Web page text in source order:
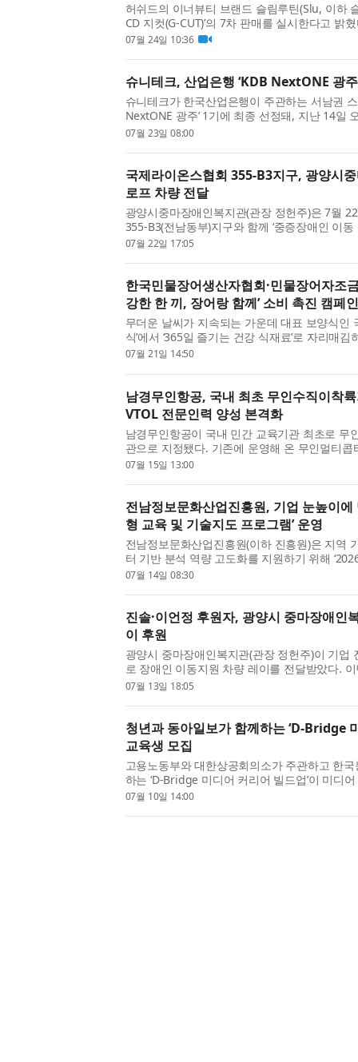
허쉬드의 이너뷰티 브랜드 슬림루틴(Slu, 이하
CD 지컷(G-CUT)’의 7차 판매를 실시한다고 밝
을 섭취하기 전 함께 먹는 방식으로 구성이 설
07월 24일 10:36
슈니테크, 산업은행 ‘KDB NextONE 광주
슈니테크가 한국산업은행이 주관하는 서남권
NextONE 광주’ 1기에 최종 선정돼, 지난 14일
격적인 프로그램 일정에 돌입했다고 밝혔다. 올
07월 23일 08:00
국제라이온스협회 355-B3지구, 광양시
로프 차량 전달
광양시중마장애인복지관(관장 정헌주)은 7월
355-B3(전남동부)지구와 함께 ‘중증장애인 이
차량 전달식’을 개최했다. 이날 전달식에는 국
07월 22일 17:05
한국민물장어생산자협회·민물장어자조
강한 한 끼, 장어랑 함께’ 소비 촉진 캠페
무더운 날씨가 지속되는 가운데 대표 보양식인
식’에서 ‘365일 즐기는 건강 식재료’로 자리매
다. 한국민물장어생산자협회(회장 신영래)와
07월 21일 14:50
남경무인항공, 국내 최초 무인수직이착
VTOL 전문인력 양성 본격화
남경무인항공이 국내 민간 교육기관 최초로 무
관으로 지정됐다. 기존에 운영해 온 무인멀티
문교육과정에 무인수직이착륙기 과정이 새롭
07월 15일 13:00
전남정보문화산업진흥원, 기업 눈높이에
형 교육 및 기술지도 프로그램’ 운영
전남정보문화산업진흥원(이하 진흥원)은 지역
터 기반 분석 역량 고도화를 지원하기 위해
술지도 프로그램’을 운영한다고 밝혔다. 전남
07월 14일 08:30
진솔·이언정 후원자, 광양시 중마장애인
이 후원
광양시 중마장애인복지관(관장 정헌주)이 기업
로 장애인 이동지원 차량 레이를 전달받았다.
어 장애인의 이동권을 보장하고 사람과 지역사
07월 13일 18:05
청년과 동아일보가 함께하는 ‘D-Bridge
교육생 모집
고용노동부와 대한상공회의소가 주관하고 한
하는 ‘D-Bridge 미디어 커리어 빌드업’이 미디
대상으로 3기·4기 교육생을 모집한다. ‘D-
07월 10일 14:00